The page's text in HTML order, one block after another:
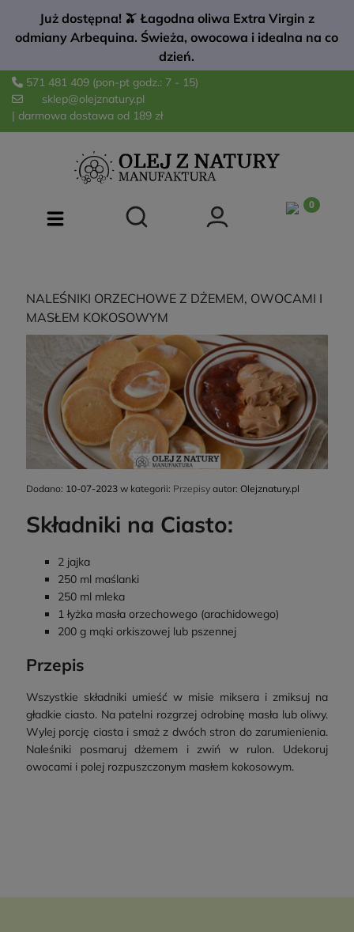
Już dostępna! 🫒 Łagodna oliwa Extra Virgin z
odmiany Arbequina. Świeża, owocowa i idealna na co
dzień.
571 481 409 (pon-pt godz.: 7 - 15)
sklep@olejznatury.pl
| darmowa dostawa od 189 zł
NALEŚNIKI ORZECHOWE Z DŻEMEM, OWOCAMI I
MASŁEM KOKOSOWYM
Dodano: 10-07-2023w kategorii: Przepisyautor: Olejznatury.pl
Składniki na Ciasto:
2 jajka
250 ml maślanki
250 ml mleka
1 łyżka masła orzechowego (arachidowego)
200 g mąki orkiszowej lub pszennej
Przepis
Wszystkie składniki umieść w misie miksera i zmiksuj na
gładkie ciasto. Na patelni rozgrzej odrobinę masła lub oliwy.
Wylej porcję ciasta i smaż z dwóch stron do zarumienienia.
Naleśniki posmaruj dżemem i zwiń w rulon. Udekoruj
owocami i polej rozpuszczonym masłem kokosowym.